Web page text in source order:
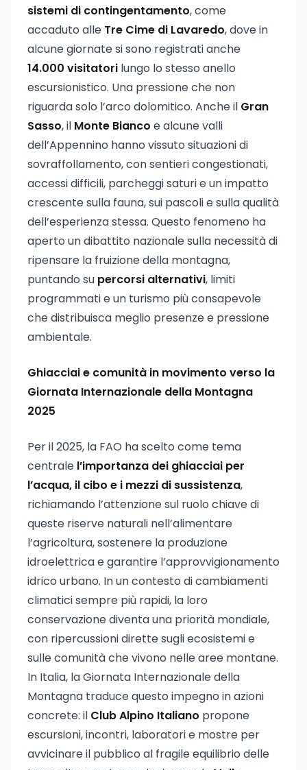
sistemi di contingentamento, come
accaduto alle Tre Cime di Lavaredo, dove in
alcune giornate si sono registrati anche
14.000 visitatori lungo lo stesso anello
escursionistico. Una pressione che non
riguarda solo l’arco dolomitico. Anche il Gran
Sasso, il Monte Bianco e alcune valli
dell’Appennino hanno vissuto situazioni di
sovraffollamento, con sentieri congestionati,
accessi difficili, parcheggi saturi e un impatto
crescente sulla fauna, sui pascoli e sulla qualità
dell’esperienza stessa. Questo fenomeno ha
aperto un dibattito nazionale sulla necessità di
ripensare la fruizione della montagna,
puntando su percorsi alternativi, limiti
programmati e un turismo più consapevole
che distribuisca meglio presenze e pressione
ambientale.
Ghiacciai e comunità in movimento verso la
Giornata Internazionale della Montagna
2025
Per il 2025, la FAO ha scelto come tema
centrale l’importanza dei ghiacciai per
l’acqua, il cibo e i mezzi di sussistenza,
richiamando l’attenzione sul ruolo chiave di
queste riserve naturali nell’alimentare
l’agricoltura, sostenere la produzione
idroelettrica e garantire l’approvvigionamento
idrico urbano. In un contesto di cambiamenti
climatici sempre più rapidi, la loro
conservazione diventa una priorità mondiale,
con ripercussioni dirette sugli ecosistemi e
sulle comunità che vivono nelle aree montane.
In Italia, la Giornata Internazionale della
Montagna traduce questo impegno in azioni
concrete: il Club Alpino Italiano propone
escursioni, incontri, laboratori e mostre per
avvicinare il pubblico al fragile equilibrio delle